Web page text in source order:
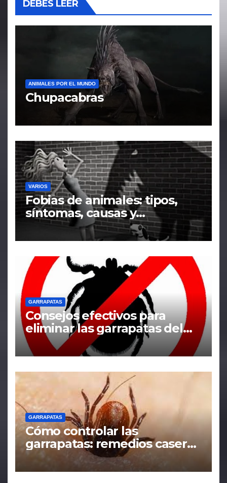
DEBES LEER
ANIMALES POR EL MUNDO
Chupacabras
VARIOS
Fobias de animales: tipos,
síntomas, causas y
tratamiento
GARRAPATAS
Consejos efectivos para
eliminar las garrapatas del
hogar
GARRAPATAS
Cómo controlar las
garrapatas: remedios caseros
y tácticas efectivas